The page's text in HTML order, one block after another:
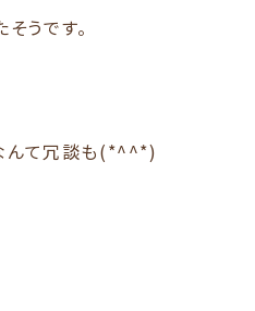
うです。
んて冗談も(*^^*)